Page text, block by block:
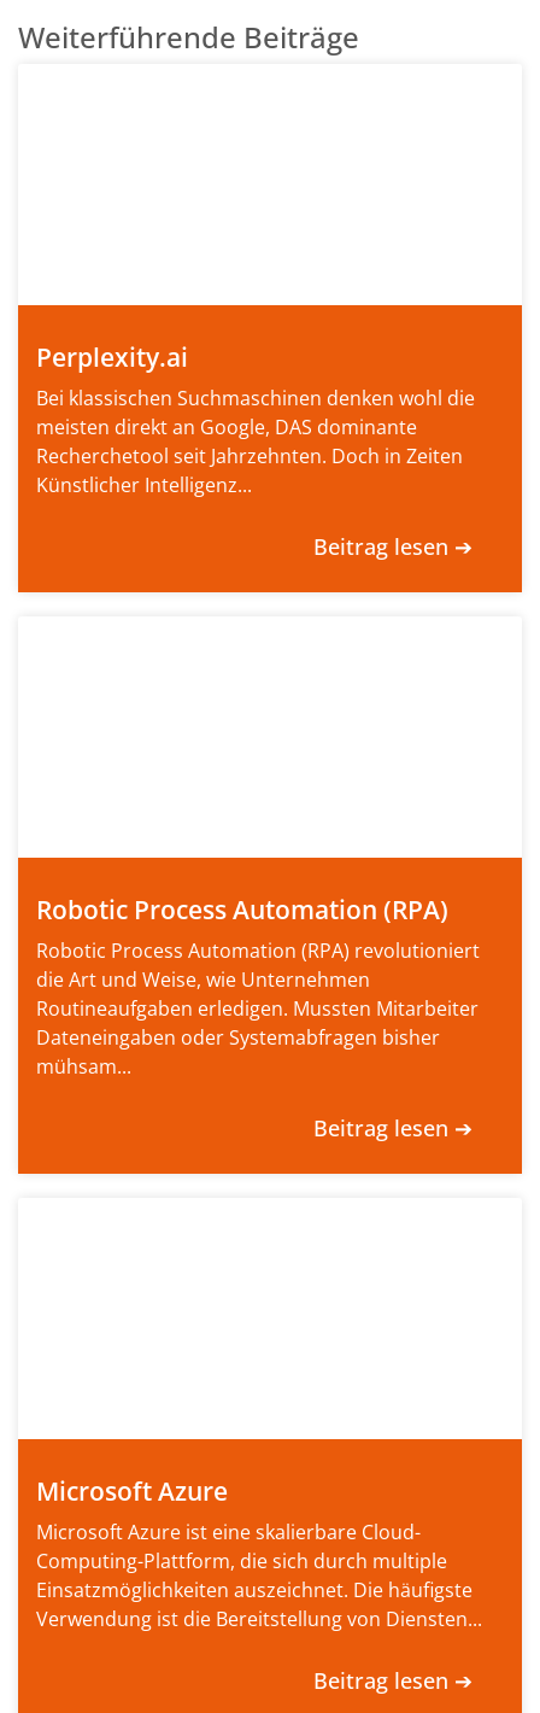
Weiterführende Beiträge
Perplexity.ai
Bei klassischen Suchmaschinen denken wohl die
meisten direkt an Google, DAS dominante
Recherchetool seit Jahrzehnten. Doch in Zeiten
Künstlicher Intelligenz...
Beitrag lesen ➔
Robotic Process Automation (RPA)
Robotic Process Automation (RPA) revolutioniert
die Art und Weise, wie Unternehmen
Routineaufgaben erledigen. Mussten Mitarbeiter
Dateneingaben oder Systemabfragen bisher
mühsam...
Beitrag lesen ➔
Microsoft Azure
Microsoft Azure ist eine skalierbare Cloud-
Computing-Plattform, die sich durch multiple
Einsatzmöglichkeiten auszeichnet. Die häufigste
Verwendung ist die Bereitstellung von Diensten...
Beitrag lesen ➔